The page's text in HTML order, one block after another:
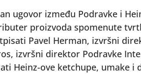
ugovor između Podravke i
proizvoda spomenute
Pavel Herman, izvršni
izvršni direktor Podravke
Heinz-ove ketchupe, umake i